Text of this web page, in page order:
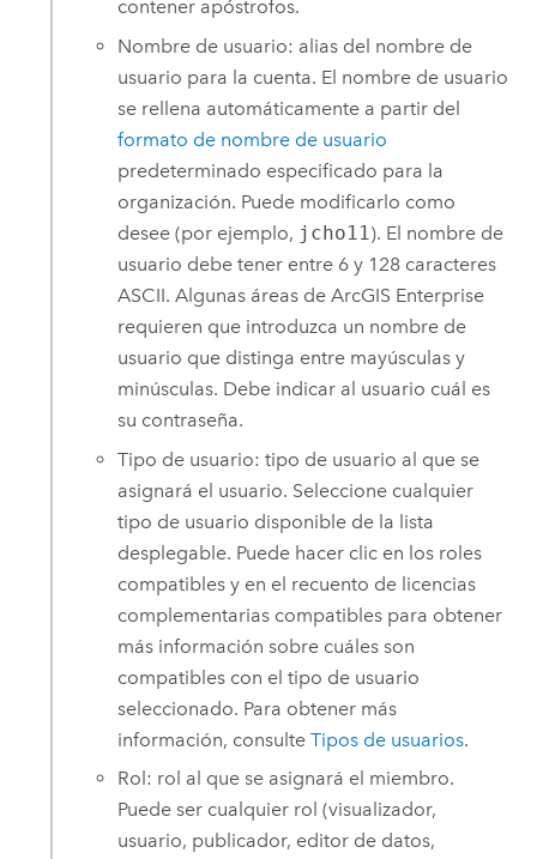
contener apóstrofos.
Nombre de usuario: alias del nombre de
usuario para la cuenta. El nombre de usuario
se rellena automáticamente a partir del
formato de nombre de usuario
predeterminado especificado para la
organización. Puede modificarlo como
desee (por ejemplo, jcho11). El nombre de
usuario debe tener entre 6 y 128 caracteres
ASCII. Algunas áreas deArcGIS Enterprise
requieren que introduzca un nombre de
usuario que distinga entre mayúsculas y
minúsculas. Debe indicar al usuario cuál es
su contraseña.
Tipo de usuario: tipo de usuario al que se
asignará el usuario. Seleccione cualquier
tipo de usuario disponible de la lista
desplegable. Puede hacer clic en los roles
compatibles y en el recuento de licencias
complementarias compatibles para obtener
más información sobre cuáles son
compatibles con el tipo de usuario
seleccionado. Para obtener más
información, consulteTipos de usuarios.
Rol: rol al que se asignará el miembro.
Puede ser cualquier rol (visualizador,
usuario, publicador, editor de datos,